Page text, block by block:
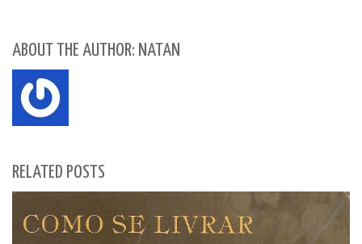
ABOUT THE AUTHOR: NATAN
RELATED POSTS